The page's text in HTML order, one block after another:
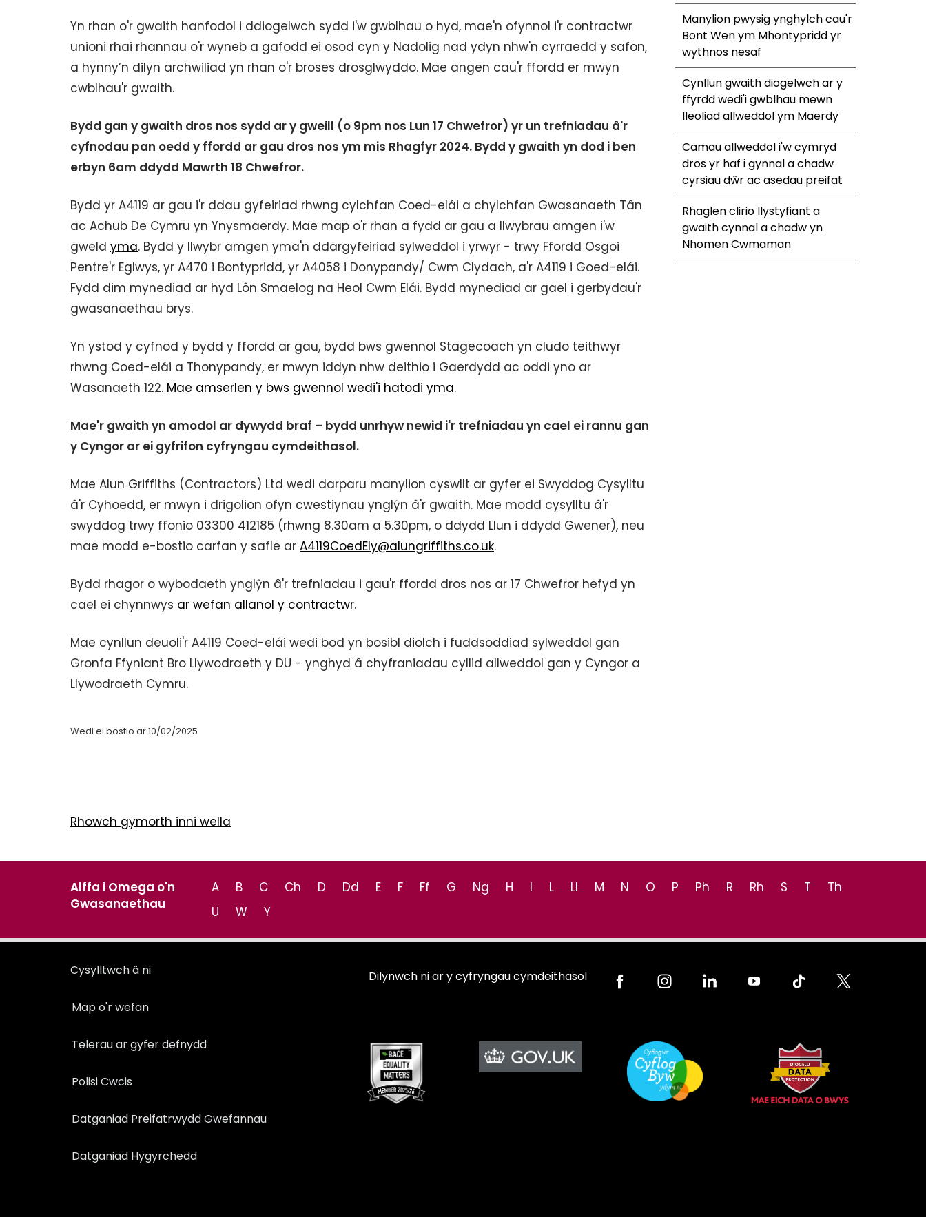
Yn rhan o'r gwaith hanfodol i ddiogelwch sydd i'w gwblhau o hyd, mae'n ofynnol i'r contractwr
unioni rhai rhannau o'r wyneb a gafodd ei osod cyn y Nadolig nad ydyn nhw'n cyrraedd y safon,
a hynny’n dilyn archwiliad yn rhan o'r broses drosglwyddo. Mae angen cau'r ffordd er mwyn
cwblhau'r gwaith.
Bydd gan y gwaith dros nos sydd ar y gweill (o 9pm nos Lun 17 Chwefror) yr un trefniadau â'r
cyfnodau pan oedd y ffordd ar gau dros nos ym mis Rhagfyr 2024. Bydd y gwaith yn dod i ben
erbyn 6am ddydd Mawrth 18 Chwefror.
Bydd yr A4119 ar gau i'r ddau gyfeiriad rhwng cylchfan Coed-elái a chylchfan Gwasanaeth Tân
ac Achub De Cymru yn Ynysmaerdy. Mae map o'r rhan a fydd ar gau a llwybrau amgen i'w
gweld yma. Bydd y llwybr amgen yma'n ddargyfeiriad sylweddol i yrwyr - trwy Ffordd Osgoi
Pentre'r Eglwys, yr A470 i Bontypridd, yr A4058 i Donypandy/ Cwm Clydach, a'r A4119 i Goed-elái.
Fydd dim mynediad ar hyd Lôn Smaelog na Heol Cwm Elái. Bydd mynediad ar gael i gerbydau'r
gwasanaethau brys.
Yn ystod y cyfnod y bydd y ffordd ar gau, bydd bws gwennol Stagecoach yn cludo teithwyr
rhwng Coed-elái a Thonypandy, er mwyn iddyn nhw deithio i Gaerdydd ac oddi yno ar
Wasanaeth 122. Mae amserlen y bws gwennol wedi'i hatodi yma.
Mae'r gwaith yn amodol ar dywydd braf – bydd unrhyw newid i'r trefniadau yn cael ei rannu gan
y Cyngor ar ei gyfrifon cyfryngau cymdeithasol.
Mae Alun Griffiths (Contractors) Ltd wedi darparu manylion cyswllt ar gyfer ei Swyddog Cysylltu
â'r Cyhoedd, er mwyn i drigolion ofyn cwestiynau ynglŷn â'r gwaith. Mae modd cysylltu â'r
swyddog trwy ffonio 03300 412185 (rhwng 8.30am a 5.30pm, o ddydd Llun i ddydd Gwener), neu
mae modd e-bostio carfan y safle ar A4119CoedEly@alungriffiths.co.uk.
Bydd rhagor o wybodaeth ynglŷn â'r trefniadau i gau'r ffordd dros nos ar 17 Chwefror hefyd yn
cael ei chynnwys ar wefan allanol y contractwr.
Mae cynllun deuoli'r A4119 Coed-elái wedi bod yn bosibl diolch i fuddsoddiad sylweddol gan
Gronfa Ffyniant Bro Llywodraeth y DU - ynghyd â chyfraniadau cyllid allweddol gan y Cyngor a
Llywodraeth Cymru.
Wedi ei bostio ar 10/02/2025
Manylion pwysig ynghylch cau'r
Bont Wen ym Mhontypridd yr
wythnos nesaf
Cynllun gwaith diogelwch ar y
ffyrdd wedi'i gwblhau mewn
lleoliad allweddol ym Maerdy
Camau allweddol i'w cymryd
dros yr haf i gynnal a chadw
cyrsiau dŵr ac asedau preifat
Rhaglen clirio llystyfiant a
gwaith cynnal a chadw yn
Nhomen Cwmaman
Rhowch gymorth inni wella
Alffa i Omega o'n
Gwasanaethau
A B C Ch D Dd E F Ff G Ng H I L Ll M N O P Ph R Rh S T
Th
U
W Y
Cysylltwch â ni
Map o'r wefan
Telerau ar gyfer defnydd
Polisi Cwcis
Datganiad Preifatrwydd Gwefannau
Datganiad Hygyrchedd
Dilynwch ni ar y cyfryngau cymdeithasol